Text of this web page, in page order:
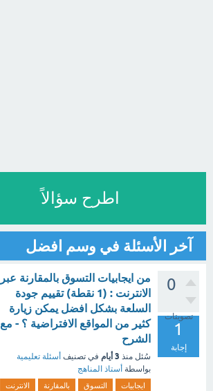
اطرح سؤالاً
آخر الأسئلة في وسم افضل
0
تصويتات
1
إجابة
من ايجابيات التسوق بالمقارنة عبر
الانترنت : (1 نقطة) تقييم جودة
السلعة بشكل افضل يمكن زيارة
كثير من المواقع الافتراضية ؟ - مع
الشرح
سُئل منذ 3 أيام في تصنيف أسئلة تعليمية
بواسطة أستاذ المناهج
ايجابيات التسوق بالمقارنة
الانترنت